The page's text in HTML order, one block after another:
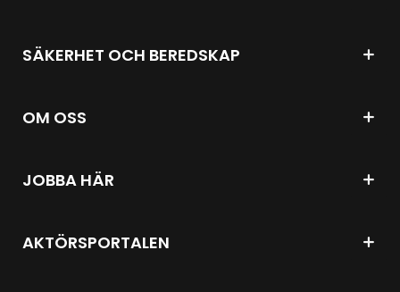
SÄKERHET OCH BEREDSKAP
OM OSS
JOBBA HÄR
AKTÖRSPORTALEN